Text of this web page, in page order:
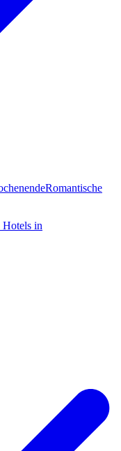
Romantische
Hotels in